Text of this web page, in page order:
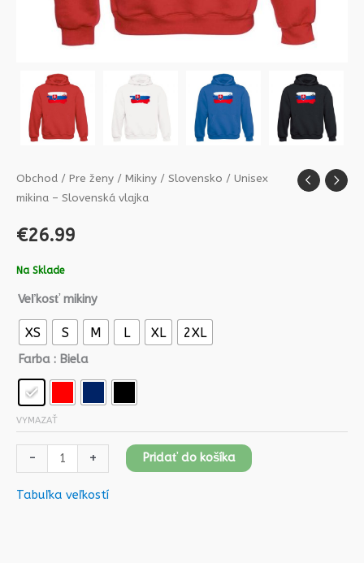
Obchod / Pre ženy / Mikiny / Slovensko / Unisex
mikina – Slovenská vlajka
€26.99
Na Sklade
Veľkosť mikiny
XS S M L XL 2XL
Farba : Biela
VYMAZAŤ
- + Pridať do košíka
Tabuľka veľkostí